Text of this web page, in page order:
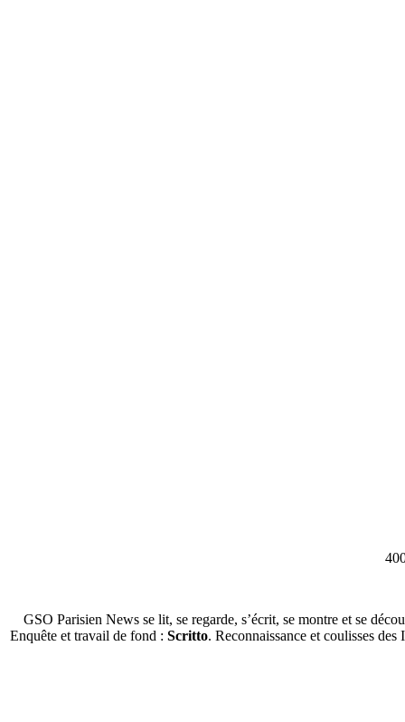
GSO Parisien News se lit, se regarde, s’écrit, se montre et se
Enquête et travail de fond : Scritto. Reconnaissance et coulisses